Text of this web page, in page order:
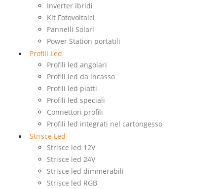
Inverter ibridi
Kit Fotovoltaici
Pannelli Solari
Power Station portatili
Profili Led
Profili led angolari
Profili led da incasso
Profili led piatti
Profili led speciali
Connettori profili
Profili led integrati nel cartongesso
Strisce Led
Strisce led 12V
Strisce led 24V
Strisce led dimmerabili
Strisce led RGB